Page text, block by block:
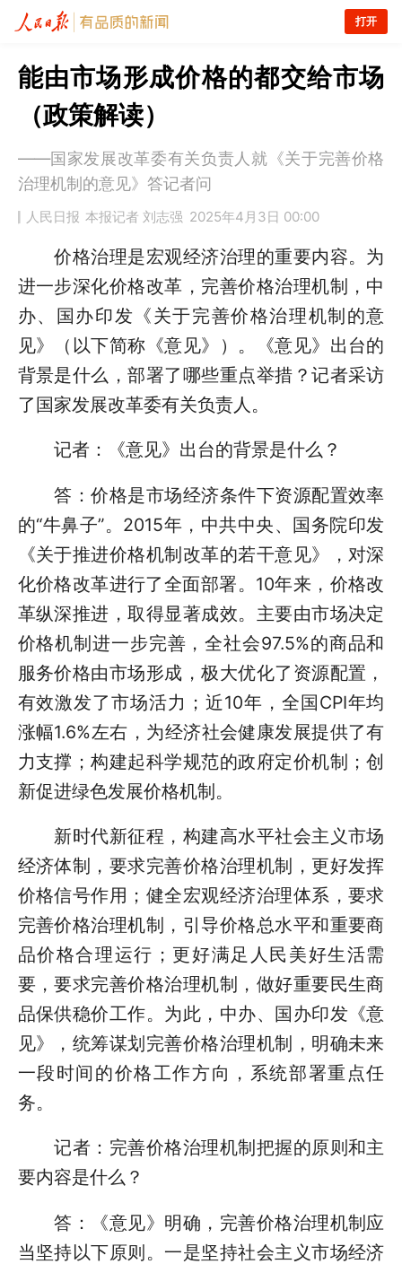
打开
能由市场形成价格的都交给市场
（政策解读）
——国家发展改革委有关负责人就《关于完善价格
治理机制的意见》答记者问
人民日报 本报记者 刘志强 2025年4月3日 00:00
价格治理是宏观经济治理的重要内容。为
进一步深化价格改革，完善价格治理机制，中
办、国办印发《关于完善价格治理机制的意
见》（以下简称《意见》）。《意见》出台的
背景是什么，部署了哪些重点举措？记者采访
了国家发展改革委有关负责人。
记者：《意见》出台的背景是什么？
答：价格是市场经济条件下资源配置效率
的“牛鼻子”。2015年，中共中央、国务院印发
《关于推进价格机制改革的若干意见》，对深
化价格改革进行了全面部署。10年来，价格改
革纵深推进，取得显著成效。主要由市场决定
价格机制进一步完善，全社会97.5%的商品和
服务价格由市场形成，极大优化了资源配置，
有效激发了市场活力；近10年，全国CPI年均
涨幅1.6%左右，为经济社会健康发展提供了有
力支撑；构建起科学规范的政府定价机制；创
新促进绿色发展价格机制。
新时代新征程，构建高水平社会主义市场
经济体制，要求完善价格治理机制，更好发挥
价格信号作用；健全宏观经济治理体系，要求
完善价格治理机制，引导价格总水平和重要商
品价格合理运行；更好满足人民美好生活需
要，要求完善价格治理机制，做好重要民生商
品保供稳价工作。为此，中办、国办印发《意
见》，统筹谋划完善价格治理机制，明确未来
一段时间的价格工作方向，系统部署重点任
务。
记者：完善价格治理机制把握的原则和主
要内容是什么？
答：《意见》明确，完善价格治理机制应
当坚持以下原则。一是坚持社会主义市场经济